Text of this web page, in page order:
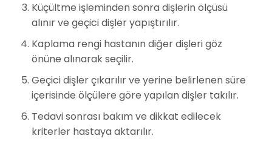
Küçültme işleminden sonra dişlerin ölçüsü
alınır ve geçici dişler yapıştırılır.
Kaplama rengi hastanın diğer dişleri göz
önüne alınarak seçilir.
Geçici dişler çıkarılır ve yerine belirlenen süre
içerisinde ölçülere göre yapılan dişler takılır.
Tedavi sonrası bakım ve dikkat edilecek
kriterler hastaya aktarılır.